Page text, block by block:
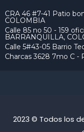
CRA 46 #7-41 Patio
COLOMBIA
Calle 85 no 50 - 159
BARRANQUILLA,
Calle 5#43-05 Barrio
Charcas 3628 7mo C -
2023 © Todos los